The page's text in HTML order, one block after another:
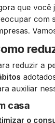
que você
com
reduzir a
auxiliar
casa
o